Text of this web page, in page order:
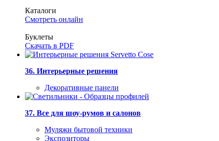
Каталоги
Смотреть онлайн
Буклеты
Скачать в PDF
36. Интерьерные решения
Декоративные панели
37. Все для шоу-румов и салонов
Муляжи бытовой техники
Экспозиторы